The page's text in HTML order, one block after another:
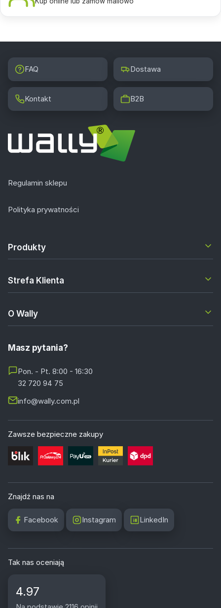
FAQ Dostawa
Kontakt B2B
Regulamin sklepu
Polityka prywatności
Produkty
Strefa Klienta
O Wally
Masz pytania?
Pon. - Pt. 8:00 - 16:30
32 720 94 75
info@wally.com.pl
Zawsze bezpieczne zakupy
Znajdź nas na
Facebook Instagram LinkedIn
Tak nas oceniają
4.97